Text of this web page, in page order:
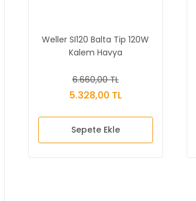
Weller SI120 Balta Tip 120W
Kalem Havya
6.660,00 TL
5.328,00 TL
Sepete Ekle